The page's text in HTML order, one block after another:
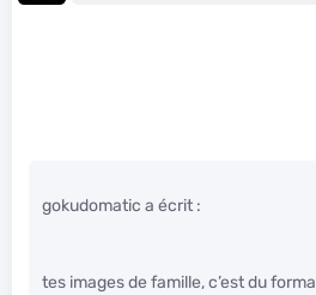
gokudomatic a écrit :
tes images de famille, c’est du